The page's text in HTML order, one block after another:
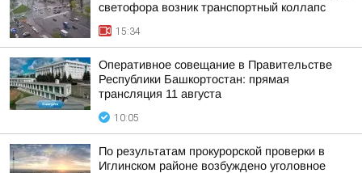
светофора возник транспортный коллапс
15:34
Оперативное совещание в Правительстве
Республики Башкортостан: прямая
трансляция 11 августа
10:05
По результатам прокурорской проверки в
Иглинском районе возбуждено уголовное